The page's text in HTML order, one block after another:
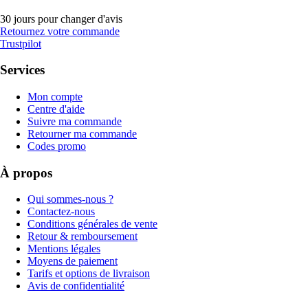
30 jours pour changer d'avis
Retournez votre commande
Trustpilot
Services
Mon compte
Centre d'aide
Suivre ma commande
Retourner ma commande
Codes promo
À propos
Qui sommes-nous ?
Contactez-nous
Conditions générales de vente
Retour & remboursement
Mentions légales
Moyens de paiement
Tarifs et options de livraison
Avis de confidentialité